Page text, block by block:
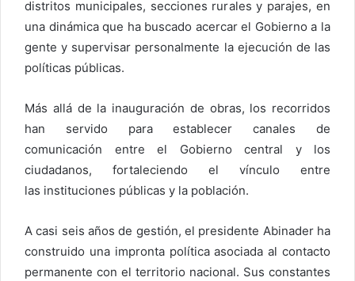
distritos municipales, secciones rurales y parajes, en
una dinámica que ha buscado acercar el Gobierno a la
gente y supervisar personalmente la ejecución de las
políticas públicas.
Más allá de la inauguración de obras, los recorridos
han servido para establecer canales de
comunicación entre el Gobierno central y los
ciudadanos, fortaleciendo el vínculo entre
las instituciones públicas y la población.
A casi seis años de gestión, el presidente Abinader ha
construido una impronta política asociada al contacto
permanente con el territorio nacional. Sus constantes